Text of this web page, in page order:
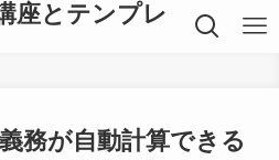
座とテンプレ
務が自動計算できる